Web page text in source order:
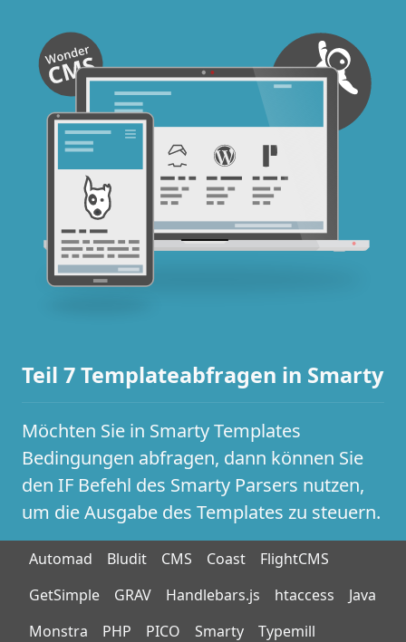
Teil 7 Templateabfragen in Smarty
Möchten Sie in Smarty Templates
Bedingungen abfragen, dann können Sie
den IF Befehl des Smarty Parsers nutzen,
um die Ausgabe des Templates zu steuern.
Automad Bludit CMS Coast
FlightCMS
GetSimple
GRAV Handlebars.js htaccess
Java
Monstra
PHP PICO Smarty
Typemill